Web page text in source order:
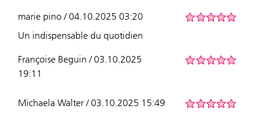
marie pino / 04.10.2025 03:20
Un indispensable du quotidien
Françoise Beguin / 03.10.2025
19:11
Michaela Walter / 03.10.2025 15:49